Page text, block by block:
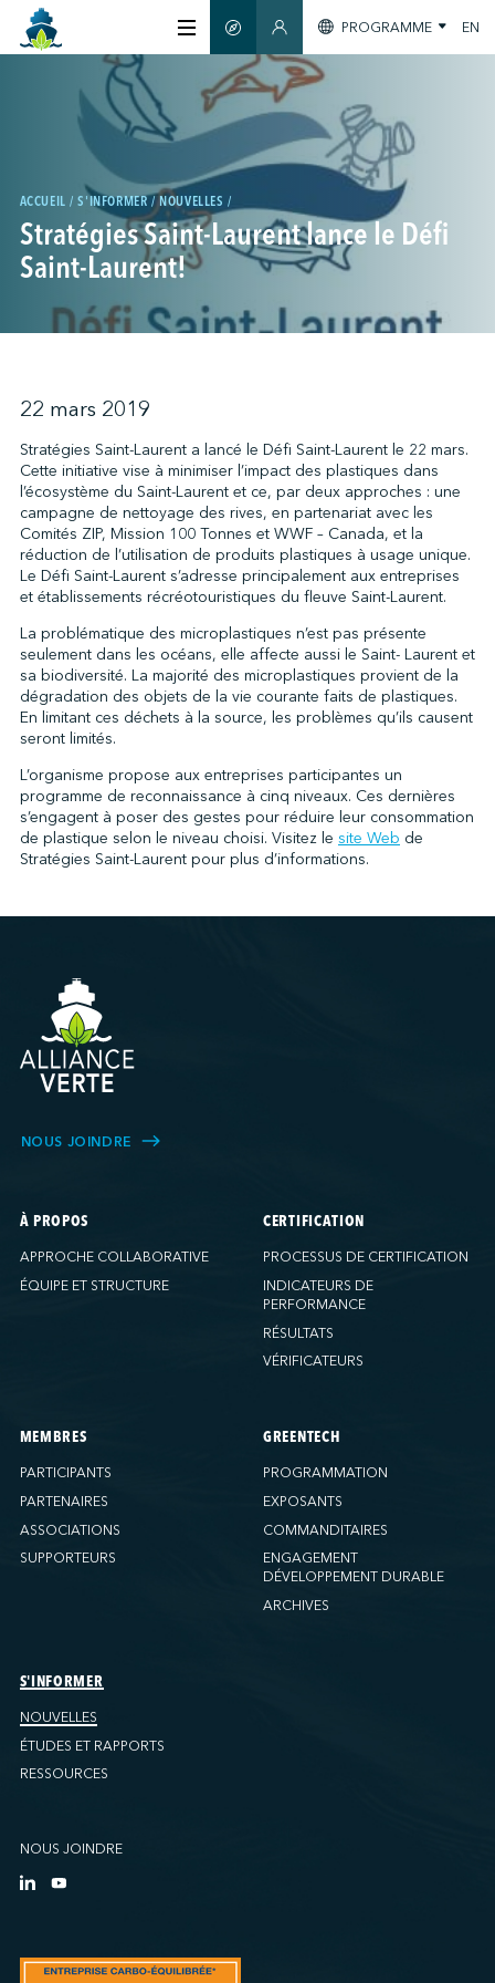
À PROPOS
CERTIFICATION
MEMBRES
GREENTECH
S'INFORMER
NOUS JOINDRE
↩︎
GUIDE INTELLIGENT
SECTION MEMBRES
PROGRAMME EN
ACCUEIL S'INFORMER NOUVELLES
Stratégies Saint-Laurent lance le Défi
Saint-Laurent!
22 mars 2019
Stratégies Saint-Laurent a lancé le Défi Saint-Laurent le 22 mars.
Cette initiative vise à minimiser l’impact des plastiques dans
l’écosystème du Saint-Laurent et ce, par deux approches : une
campagne de nettoyage des rives, en partenariat avec les
Comités ZIP, Mission 100 Tonnes et WWF – Canada, et la
réduction de l’utilisation de produits plastiques à usage unique.
Le Défi Saint-Laurent s’adresse principalement aux entreprises
et établissements récréotouristiques du fleuve Saint-Laurent.
La problématique des microplastiques n’est pas présente
seulement dans les océans, elle affecte aussi le Saint- Laurent et
sa biodiversité. La majorité des microplastiques provient de la
dégradation des objets de la vie courante faits de plastiques.
En limitant ces déchets à la source, les problèmes qu’ils causent
seront limités.
L’organisme propose aux entreprises participantes un
programme de reconnaissance à cinq niveaux. Ces dernières
s’engagent à poser des gestes pour réduire leur consommation
de plastique selon le niveau choisi. Visitez le site Web de
Stratégies Saint-Laurent pour plus d’informations.
NOUS JOINDRE
À PROPOS
APPROCHE COLLABORATIVE
ÉQUIPE ET STRUCTURE
CERTIFICATION
PROCESSUS DE CERTIFICATION
INDICATEURS DE
PERFORMANCE
RÉSULTATS
VÉRIFICATEURS
MEMBRES
PARTICIPANTS
PARTENAIRES
ASSOCIATIONS
SUPPORTEURS
GREENTECH
PROGRAMMATION
EXPOSANTS
COMMANDITAIRES
ENGAGEMENT
DÉVELOPPEMENT DURABLE
ARCHIVES
S'INFORMER
NOUVELLES
ÉTUDES ET RAPPORTS
RESSOURCES
NOUS JOINDRE